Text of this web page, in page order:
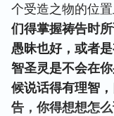
个受造之物的位
们得掌握祷告时
愚昧也好，或者
智圣灵是不会在
候说话得有理智，
告，你得想想怎